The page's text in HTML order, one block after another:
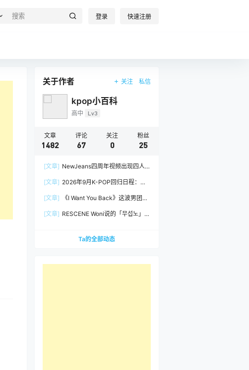
登录 快速注册
关于作者 关注 私信
kpop小百科
高中 Lv3
文章
1482
评论
67
关注
0
粉丝
25
[文章] NewJeans四周年视频出现四人
[文章] 2026年9月K-POP回归日程：
[文章]
《I Want You Back》这波男团挑
[文章] RESCENE Woni说的「무섭노」
Ta的全部动态